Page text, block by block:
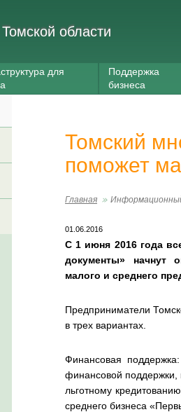
области
для
Поддержка
бизнеса
Томский
поможет
Главная
01.06.2016
С 1 июня 2016 года
документы» начнут
малого и среднего
Предприниматели
в трех вариантах.
Финансовая
финансовой поддержки,
льготному
среднего бизнеса